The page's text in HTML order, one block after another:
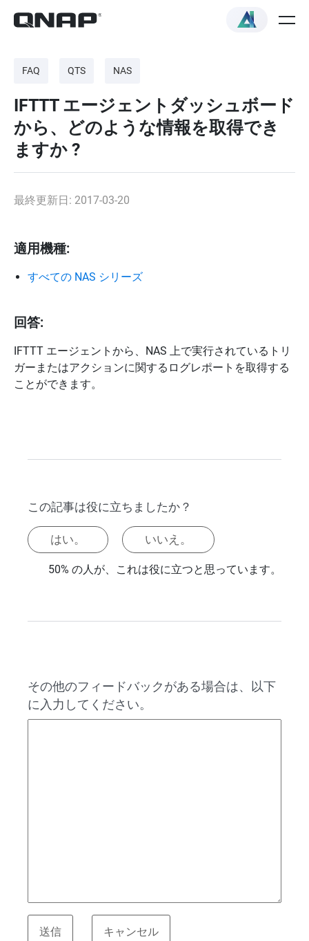
FAQ QTS NAS
IFTTT エージェントダッシュボード
から、どのような情報を取得でき
ますか ?
最終更新日: 2017-03-20
適用機種:
すべての NAS シリーズ
回答:
IFTTT エージェントから、NAS 上で実行されているトリ
ガーまたはアクションに関するログレポートを取得する
ことができます。
この記事は役に立ちましたか？
はい。 いいえ。
50% の人が、これは役に立つと思っています。
その他のフィードバックがある場合は、以下
に入力してください。